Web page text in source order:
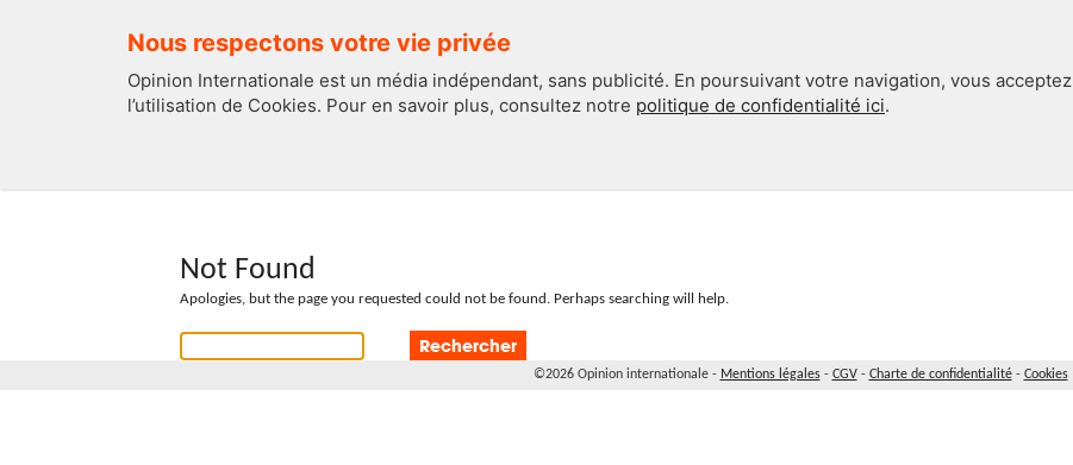
Nous respectons votre vie privée
Opinion Internationale est un média indépendant, sans publicité. En poursuivant votre navigation, vous acceptez
l’utilisation de Cookies. Pour en savoir plus, consultez notre politique de confidentialité ici.
Not Found
Apologies, but the page you requested could not be found. Perhaps searching will help.
Rechercher :
©2026 Opinion internationale - Mentions légales- CGV- Charte de confidentialité- Cookies